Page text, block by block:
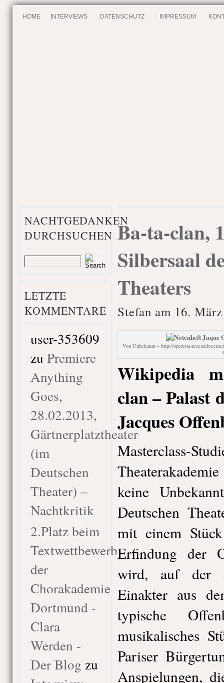
HOME INTERVIEWS DATENSCHUTZ IMPRESSUM
NACHTGEDANKEN
DURCHSUCHEN
LETZTE
KOMMENTARE
user-353609
zu Premiere
Anything
Goes,
28.02.2013,
Gärtnerplatztheater
(im
Deutschen
Theater) –
Nachtkritik
2.Platz beim
Textwettbewerb
der
Chorakademie
Dortmund -
Clara
Werden -
Der Blog zu
Ba-ta-clan,
Silbersaal
Theaters
Stefan am 16.
Von Unbekannt – http://operetta-research-
Wikipedia
clan – Palast
Jacques
keine
Deutschen
mit einem
Erfindung der
wird, auf der
Einakter aus
typische
musikalisches
Pariser
Anspielungen,